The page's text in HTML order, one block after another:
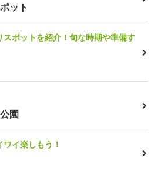
ット
ポットを紹介！旬な時期や準備す
園
イ楽しもう！